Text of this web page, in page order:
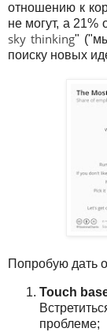
отношению к
не могут, а 21%
sky thinking"
поиску новых
Попробую дать
Touсh
проблеме;